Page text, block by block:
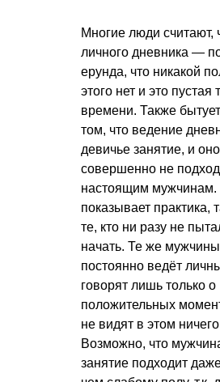
Многие люди считают,
личного дневника —
ерунда, что никакой
этого нет и это пустая
времени. Также
том, что ведение
девичье занятие, и оно
совершенно не
настоящим мужчинам.
показывает практика,
те, кто ни разу не
начать. Те же
постоянно ведёт
говорят лишь только о
положительных
не видят в этом
Возможно, что
занятие подходит